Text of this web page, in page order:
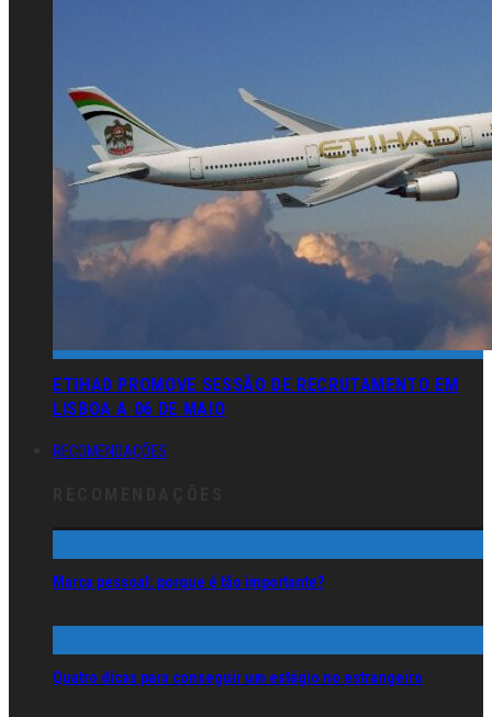
ETIHAD PROMOVE SESSÃO DE RECRUTAMENTO EM
LISBOA A 06 DE MAIO
RECOMENDAÇÕES
Marca pessoal: porque é tão importante?
Quatro dicas para conseguir um estágio no estrangeiro